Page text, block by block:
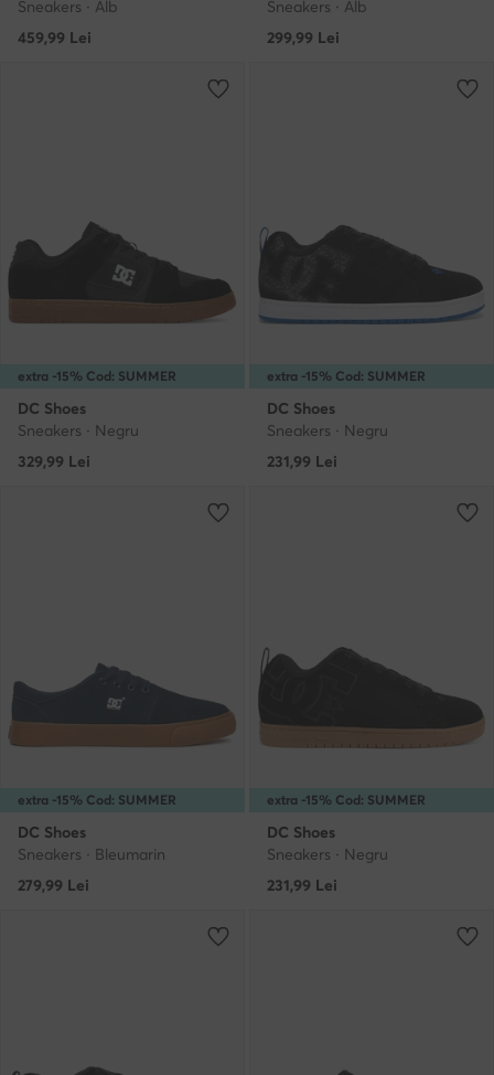
Sneakers · Alb
459,99 Lei
Sneakers · Alb
299,99 Lei
extra -15% Cod: SUMMER
DC Shoes
Sneakers · Negru
329,99 Lei
extra -15% Cod: SUMMER
DC Shoes
Sneakers · Negru
231,99 Lei
extra -15% Cod: SUMMER
DC Shoes
Sneakers · Bleumarin
279,99 Lei
extra -15% Cod: SUMMER
DC Shoes
Sneakers · Negru
231,99 Lei